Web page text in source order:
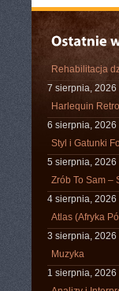
Rehabilitacja
7 sierpnia, 2026
Harlequin Retro
6 sierpnia, 2026
Styl i Gatunki
5 sierpnia, 2026
Zrób To Sam –
4 sierpnia, 2026
Atlas (Afryka
3 sierpnia, 2026
Muzyka
1 sierpnia, 2026